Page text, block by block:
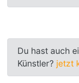
Du hast auch
Künstler? jetzt